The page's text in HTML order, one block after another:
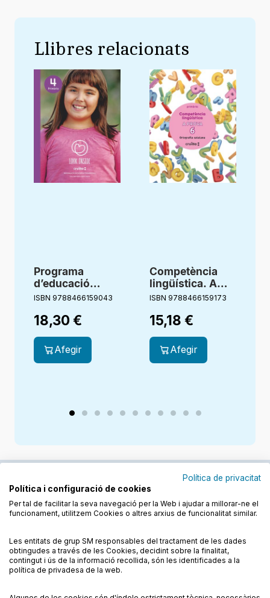
Llibres relacionats
Programa
d’educació
emocional. 4
Inside. Cruilla
ISBN 9788466159043
18,30 €
Afegir
Competència
lingüística. A
prova 6.
catalana. 6
Primària
ISBN 9788466159173
15,18 €
Afegir
Política de privacitat
Política i configuració de cookies
Per tal de facilitar la seva navegació per la Web i ajudar a millorar-ne el
funcionament, utilitzem Cookies o altres arxius de funcionalitat similar.
Les entitats de grup SM responsables del tractament de les dades
obtingudes a través de les Cookies, decidint sobre la finalitat,
contingut i ús de la informació recollida, són les identificades a la
política de privadesa de la web.